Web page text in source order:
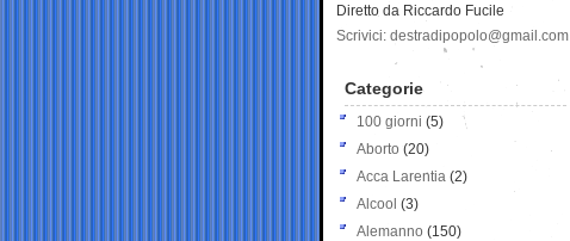
Diretto da Riccardo Fucile
Scrivici: destradipopolo@gmail.com
Categorie
100 giorni (5)
Aborto (20)
Acca Larentia (2)
Alcool (3)
Alemanno (150)